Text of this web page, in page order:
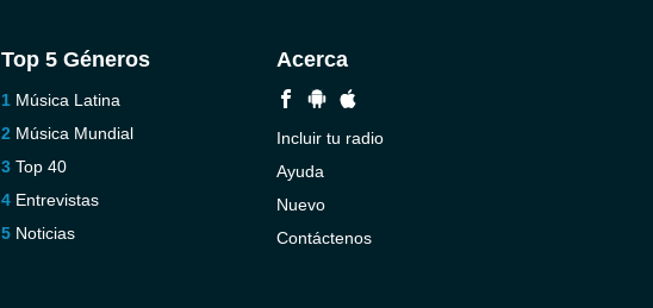
Top 5 Géneros
Música Latina
Música Mundial
Top 40
Entrevistas
Noticias
Acerca
Incluir tu radio
Ayuda
Nuevo
Contáctenos